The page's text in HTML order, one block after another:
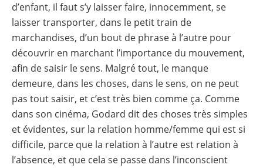
d’enfant, il faut s’y laisser faire, innocemment, se
laisser transporter, dans le petit train de
marchandises, d’un bout de phrase à l’autre pour
découvrir en marchant l’importance du mouvement,
afin de saisir le sens. Malgré tout, le manque
demeure, dans les choses, dans le sens, on ne peut
pas tout saisir, et c’est très bien comme ça. Comme
dans son cinéma, Godard dit des choses très simples
et évidentes, sur la relation homme/femme qui est si
difficile, parce que la relation à l’autre est relation à
l’absence, et que cela se passe dans l’inconscient